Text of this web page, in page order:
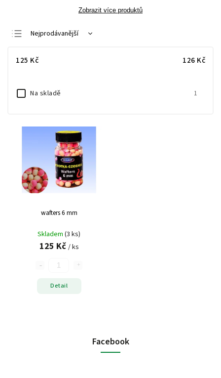
Zobrazit více produktů
Nejprodávanější
Nejdražší
125 Kč 126 Kč
Na skladě 1
wafters 6 mm
Skladem (3 ks)
125 Kč / ks
Detail
Facebook